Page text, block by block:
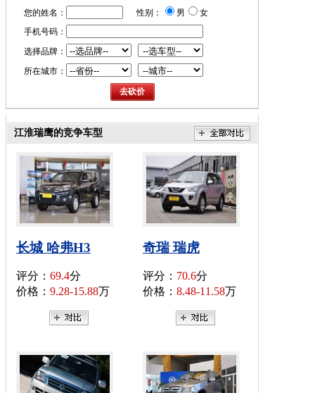
您的姓名： 性别： 男
女
手机号码：
选择品牌：
所在城市：
江淮瑞鹰的竞争车型
长城 哈弗H3
评分： 69.4分
价格： 9.28-15.88万
奇瑞 瑞虎
评分： 70.6分
价格： 8.48-11.58万